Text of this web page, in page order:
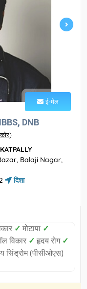
ई-मेल
DNB
)
Balaji Nagar,
दिशा
✓ मोटापा ✓
विकार ✓ हृदय रोग ✓
सिंड्रोम (पीसीओएस)